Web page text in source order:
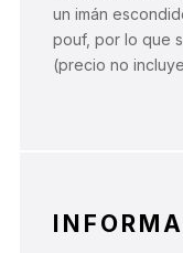
un imán
pouf, por lo que
(precio no